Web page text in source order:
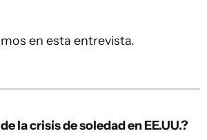
en esta entrevista.
la crisis de soledad en EE.UU.?